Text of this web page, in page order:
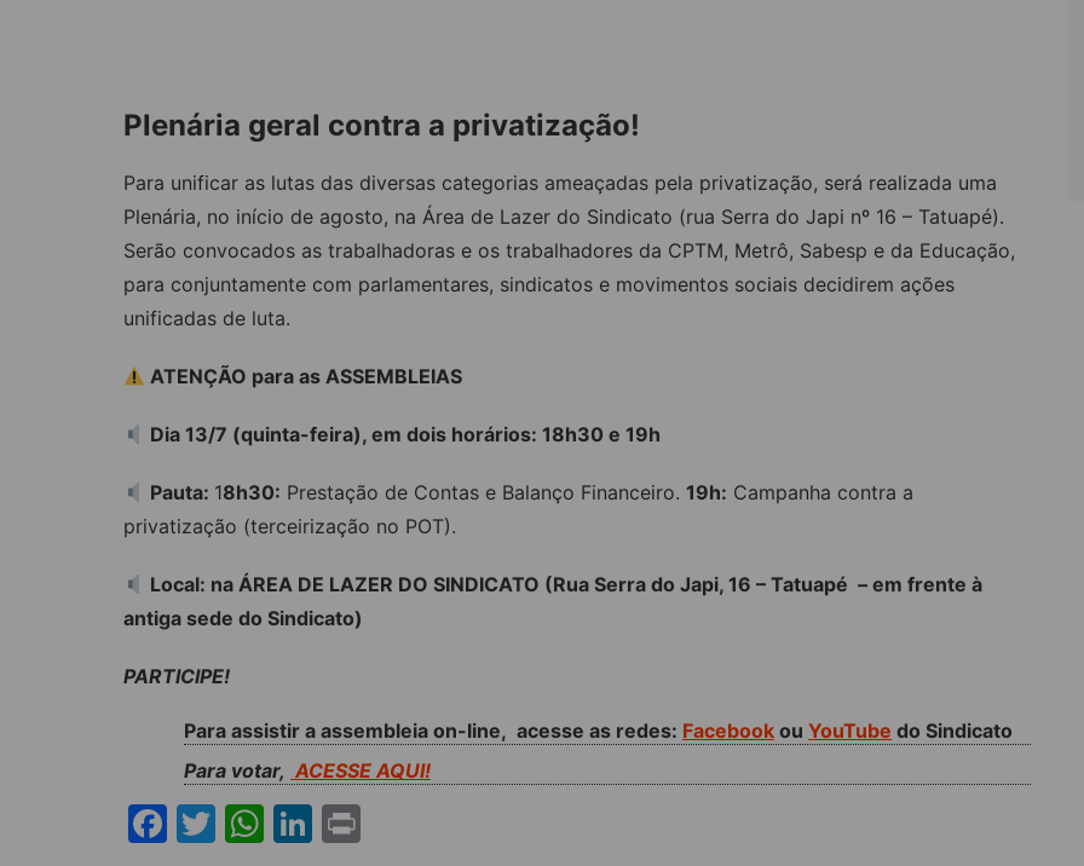
Plenária geral contra a privatização!
Para unificar as lutas das diversas categorias ameaçadas pela privatização, será realizada uma
Plenária, no início de agosto, na Área de Lazer do Sindicato (rua Serra do Japi nº 16 – Tatuapé).
Serão convocados as trabalhadoras e os trabalhadores da CPTM, Metrô, Sabesp e da Educação,
para conjuntamente com parlamentares, sindicatos e movimentos sociais decidirem ações
unificadas de luta.
ATENÇÃO para as ASSEMBLEIAS
Dia 13/7 (quinta-feira), em dois horários: 18h30 e 19h
Pauta: 18h30: Prestação de Contas e Balanço Financeiro.19h: Campanha contra a
privatização (terceirização no POT).
Local: na ÁREA DE LAZER DO SINDICATO (Rua Serra do Japi, 16 – Tatuapé – em frente à
antiga sede do Sindicato)
PARTICIPE!
Para assistir a assembleia on-line, acesse as redes: Facebook ou YouTube do Sindicato
Para votar, ACESSE AQUI!
F
T
W Li